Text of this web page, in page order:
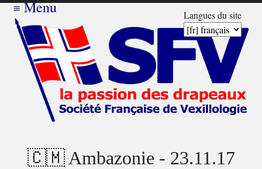
Langues du site
≡Menu
🇨🇲 Ambazonie - 23.11.17